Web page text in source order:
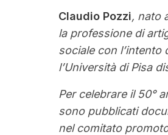
Claudio Pozzi, nato
la professione di
sociale con l’intento
l’Università di Pisa
Per celebrare il 50°
sono pubblicati
nel comitato